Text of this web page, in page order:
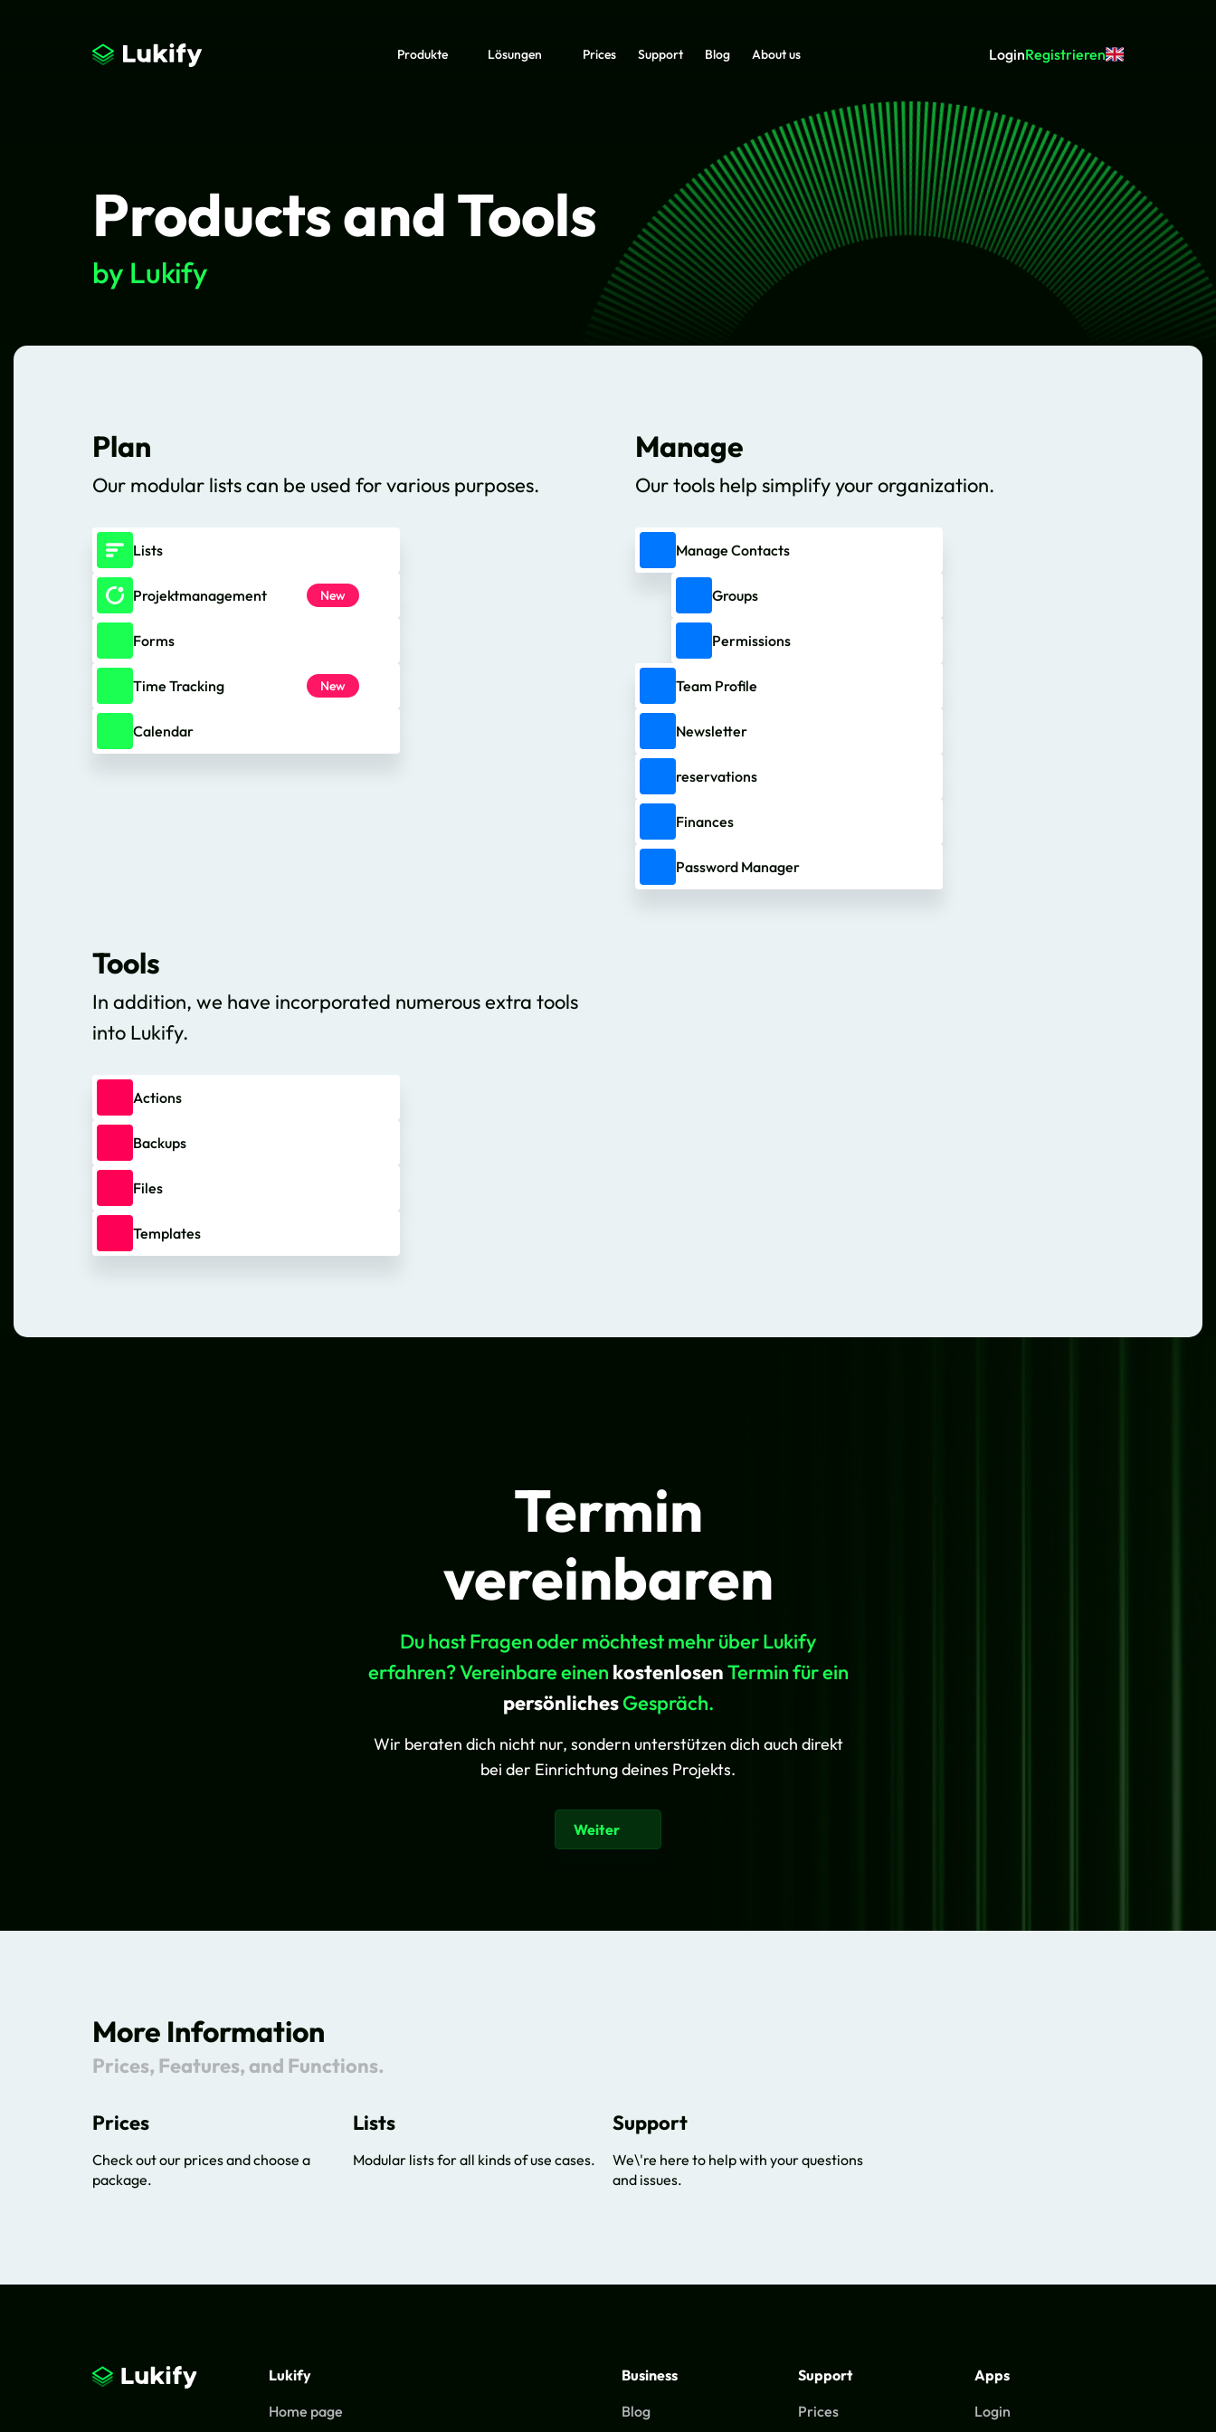
Produkte Lösungen Prices Support Blog About us LoginRegistrieren
Products and Tools
by Lukify
Plan
Our modular lists can be used for various purposes.
Lists
Projektmanagement New
Forms
Time Tracking New
Calendar
Manage
Our tools help simplify your organization.
Manage Contacts
Groups
Permissions
Team Profile
Newsletter
reservations
Finances
Password Manager
Tools
In addition, we have incorporated numerous extra tools
into Lukify.
Actions
Backups
Files
Templates
Termin
vereinbaren
Du hast Fragen oder möchtest mehr über Lukify
erfahren? Vereinbare einen kostenlosenTermin für ein
persönlichesGespräch.
Wir beraten dich nicht nur, sondern unterstützen dich auch direkt
bei der Einrichtung deines Projekts.
Weiter
More Information
Prices, Features, and Functions.
Prices
Check out our prices and choose a
package.
Lists
Modular lists for all kinds of use cases.
Support
We\'re here to help with your questions
and issues.
Lukify
Home page
Business
Blog
Support
Prices
Apps
Login